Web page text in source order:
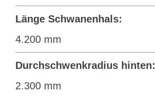
Länge Schwanenhals:
4.200 mm
Durchschwenkradius hinten:
2.300 mm